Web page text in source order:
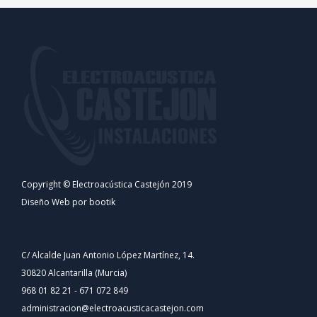
Copyright © Electroacústica Castejón 2019
Diseño Web por bootik
C/ Alcalde Juan Antonio López Martínez, 14.
30820 Alcantarilla (Murcia)
968 01 82 21 - 671 072 849
administracion@electroacusticacastejon.com